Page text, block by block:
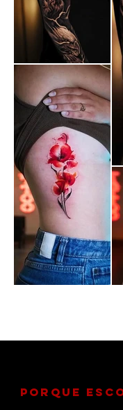
porque